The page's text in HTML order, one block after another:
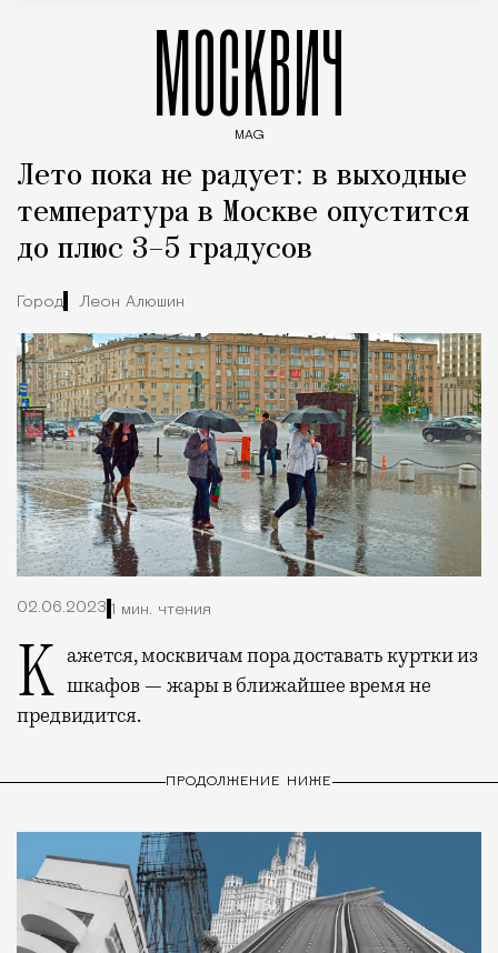
МОСКВИЧ
MAG
Лето пока не радует: в выходные
температура в Москве опустится
до плюс 3–5 градусов
Город Леон Алюшин
02.06.2023 1 мин. чтения
Кажется, москвичам пора доставать куртки из шкафов — жары в ближайшее время не
предвидится.
ПРОДОЛЖЕНИЕ НИЖЕ